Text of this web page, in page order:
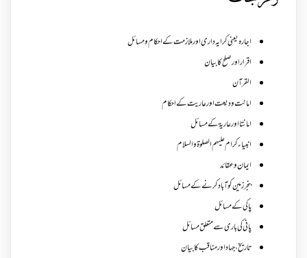
اجارہ یعنی کرایہ داری اور ملازمت کے احکام و مسائل
اقرار اور صلح کا بیان
القرآن
امانت ودیعت اورعاریت کے احکام
امانتا اور عاریة کے مسائل
انبیاء کرام علیہم الصلوۃ والسلام
ایمان وعقائد
بنجر زمین کو آباد کرنے کے مسائل
پاکی کے مسائل
پانی کی باری سے متعلق مسائل
تاریخ،جہاد اور مناقب کا بیان